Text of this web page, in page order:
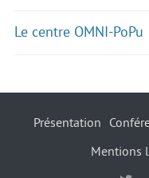
Le centre OMNI-PoPu
Présentation
Mentions